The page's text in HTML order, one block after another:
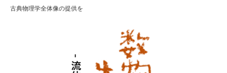
古典物理学全体像の提供を